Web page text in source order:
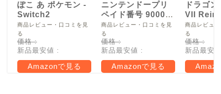
ぽこ あ ポケモン -
Switch2
商品レビュー・口コミを見
る
価格 :
新品最安値 :
Amazonで見る
ニンテンドープリ
ペイド番号 9000
円|オンラインコー
ド版
商品レビュー・口コミを見
る
価格 :
新品最安値 :
Amazonで見る
ドラゴ
VII
Switch2
商品レビュ
る
価格 :
新品最安